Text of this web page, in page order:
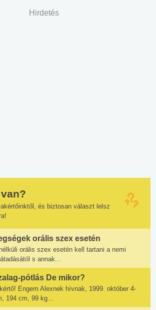
Hirdetés
és biztosan választ lelsz
orális szex esetén
orális szex esetén kell tartani a nemi
s annak...
pótlás De mikor?
Engem Alexnek hívnak, 1999. október 4-
194 cm, 99 kg...